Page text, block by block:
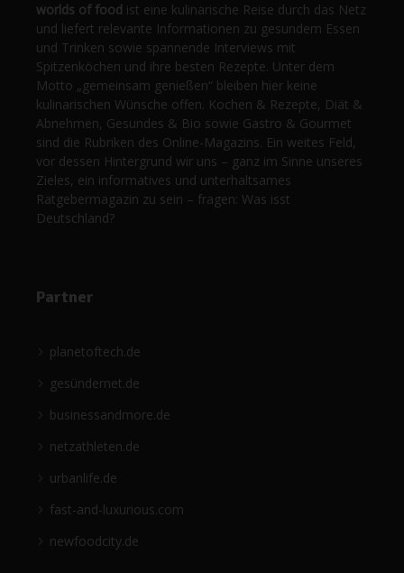
worlds of food ist eine kulinarische Reise durch das Netz
und liefert relevante Informationen zu gesundem Essen
und Trinken sowie spannende Interviews mit
Spitzenköchen und ihre besten Rezepte. Unter dem
Motto „gemeinsam genießen“ bleiben hier keine
kulinarischen Wünsche offen. Kochen & Rezepte, Diät &
Abnehmen, Gesundes & Bio sowie Gastro & Gourmet
sind die Rubriken des Online-Magazins. Ein weites Feld,
vor dessen Hintergrund wir uns – ganz im Sinne unseres
Zieles, ein informatives und unterhaltsames
Ratgebermagazin zu sein – fragen: Was isst
Deutschland?
Partner
planetoftech.de
gesündernet.de
businessandmore.de
netzathleten.de
urbanlife.de
fast-and-luxurious.com
newfoodcity.de